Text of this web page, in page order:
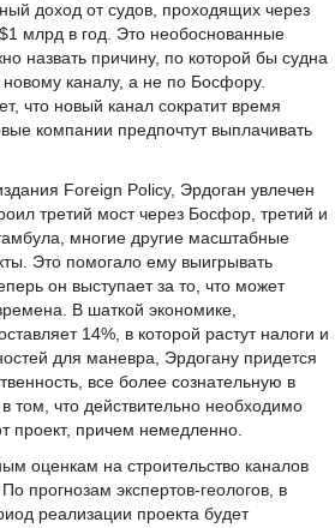
доход от судов, проходящих через
$1 млрд в год. Это необоснованные
назвать причину, по которой бы судна
каналу, а не по Босфору.
что новый канал сократит время
компании предпочтут выплачивать
Foreign Policy, Эрдоган увлечен
третий мост через Босфор, третий и
многие другие масштабные
Это помогало ему выигрывать
он выступает за то, что может
В шаткой экономике,
14%, в которой растут налоги и
для маневра, Эрдогану придется
все более сознательную в
том, что действительно необходимо
проект, причем немедленно.
оценкам на строительство каналов
прогнозам экспертов-геологов, в
реализации проекта будет